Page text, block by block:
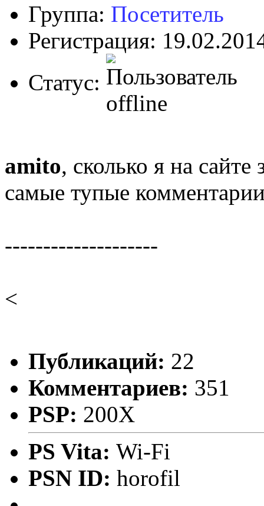
Группа: Посетитель
Регистрация:
Статус:
amito, сколько я на
самые тупые
--------------------
<
Публикаций: 22
Комментариев: 351
PSP: 200X
PS Vita: Wi-Fi
PSN ID: horofil